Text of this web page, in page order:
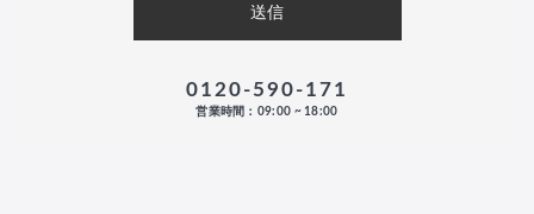
0120-590-171
営業時間：09:00 ~ 18:00